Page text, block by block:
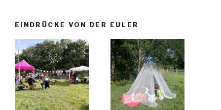
EINDRÜCKE VON DER EULER